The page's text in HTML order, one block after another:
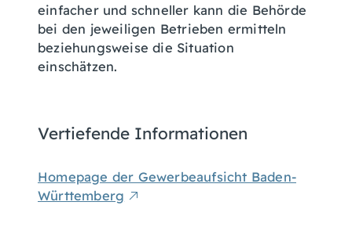
einfacher und schneller kann die Behörde
bei den jeweiligen Betrieben ermitteln
beziehungsweise die Situation
einschätzen.
Vertiefende Informationen
Homepage der Gewerbeaufsicht Baden-
Württemberg